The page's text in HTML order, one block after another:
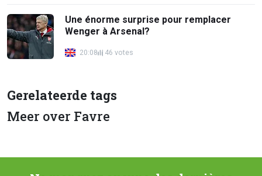
Une énorme surprise pour remplacer
Wenger à Arsenal?
20:08 46 votes
Gerelateerde tags
Meer over Favre